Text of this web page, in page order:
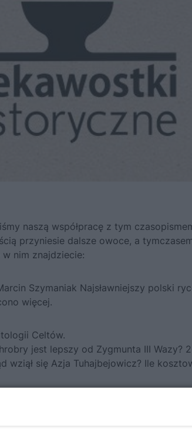
naszą współpracę z tym
przyniesie dalsze owoce, a
nim znajdziecie:
Szymaniak Najsławniejszy polski
więcej.
Celtów.
jest lepszy od Zygmunta III Wazy?
wziął się Azja Tuhajbejowicz? Ile